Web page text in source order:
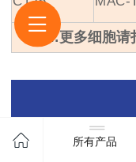
……更多细胞请
所有产品